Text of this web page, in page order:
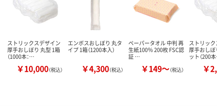
ストリックスデザイン
厚手おしぼり 丸型 1箱
（1000本：…
￥10,000（税込）
エンボスおしぼり 丸タ
イプ 1箱（1200本入）
￥4,300（税込）
ペーパータオル 中判 再
生紙100％ 200枚 FSC認
証 …
￥149～（税込）
ストリッ
厚手おしぼ
ット（200
￥